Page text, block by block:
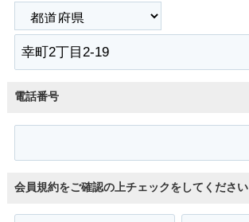
電話番号
会員規約をご確認の上チェックをしてください